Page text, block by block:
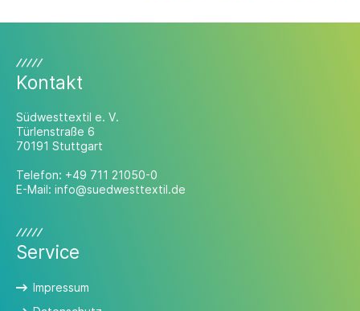
Kontakt
Südwesttextil e. V.
Türlenstraße 6
70191 Stuttgart
Telefon: +49 711 21050-0
E-Mail: info@suedwesttextil.de
Service
Impressum